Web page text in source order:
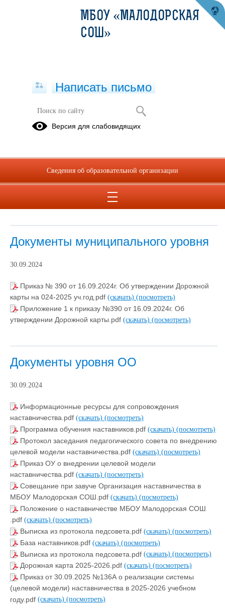
Наставничество
Постановление от 03.07.2023 №18 .pdf
Документы муниципального уровня
30.09.2024
Приказ № 390 от 16.09.2024г. Об утверждении Дорожной
карты на 024-2025 уч.год.pdf (скачать) (посмотреть)
Приложение 1 к приказу №390 от 16.09.2024г. Об
утверждении Дорожной карты.pdf (скачать) (посмотреть)
Документы уровня ОО
30.09.2024
Информационные ресурсы для сопровождения
наставничества.pdf (скачать) (посмотреть)
Программа обучения наставников.pdf (скачать) (посмотреть)
Протокол заседания педагогического совета по внедрению
целевой модели наставничества.pdf (скачать) (посмотреть)
Приказ ОУ о внедрении целевой модели
наставничества.pdf (скачать) (посмотреть)
Совещание при завуче Организация наставничества в
МБОУ Малодорская СОШ.pdf (скачать) (посмотреть)
Положение о наставничестве МБОУ Малодорская СОШ
.pdf (скачать) (посмотреть)
Выписка из протокола педсовета.pdf (скачать) (посмотреть)
База наставников.pdf (скачать) (посмотреть)
Выписка из протокола педсовета.pdf (скачать) (посмотреть)
Дорожная карта 2025-2026.pdf (скачать) (посмотреть)
Приказ от 30.09.2025 №136А о реализации системы
(целевой модели) наставничества в 2025-2026 учебном
году.pdf (скачать) (посмотреть)
МБОУ «МАЛОДОРСКАЯ
СОШ»
Написать письмо
Версия для слабовидящих
Сведения об образовательной организации